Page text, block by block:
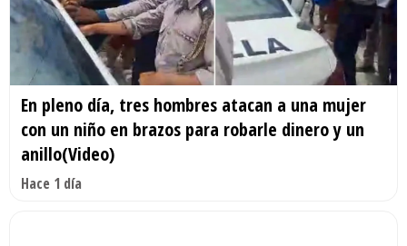
En pleno día, tres hombres atacan a una mujer
con un niño en brazos para robarle dinero y un
anillo(Video)
Hace 1 día